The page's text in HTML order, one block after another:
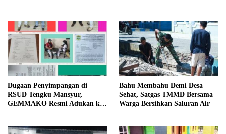
Dugaan Penyimpangan di
RSUD Tengku Mansyur,
GEMMAKO Resmi Adukan ke
Bahu Membahu Demi Desa
Sehat, Satgas TMMD Bersama
Warga Bersihkan Saluran Air